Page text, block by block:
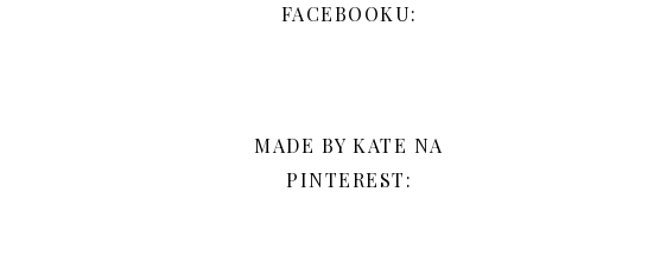
FACEBOOKU:
MADE BY KATE NA
PINTEREST: